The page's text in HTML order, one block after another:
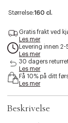
a
c
s
b
i
t
Størrelse:160 cl.
Gratis frakt ved
Les mer
Levering innen
Les mer
30 dagers
Les mer
Få 10% på ditt
Les mer
Beskrivelse